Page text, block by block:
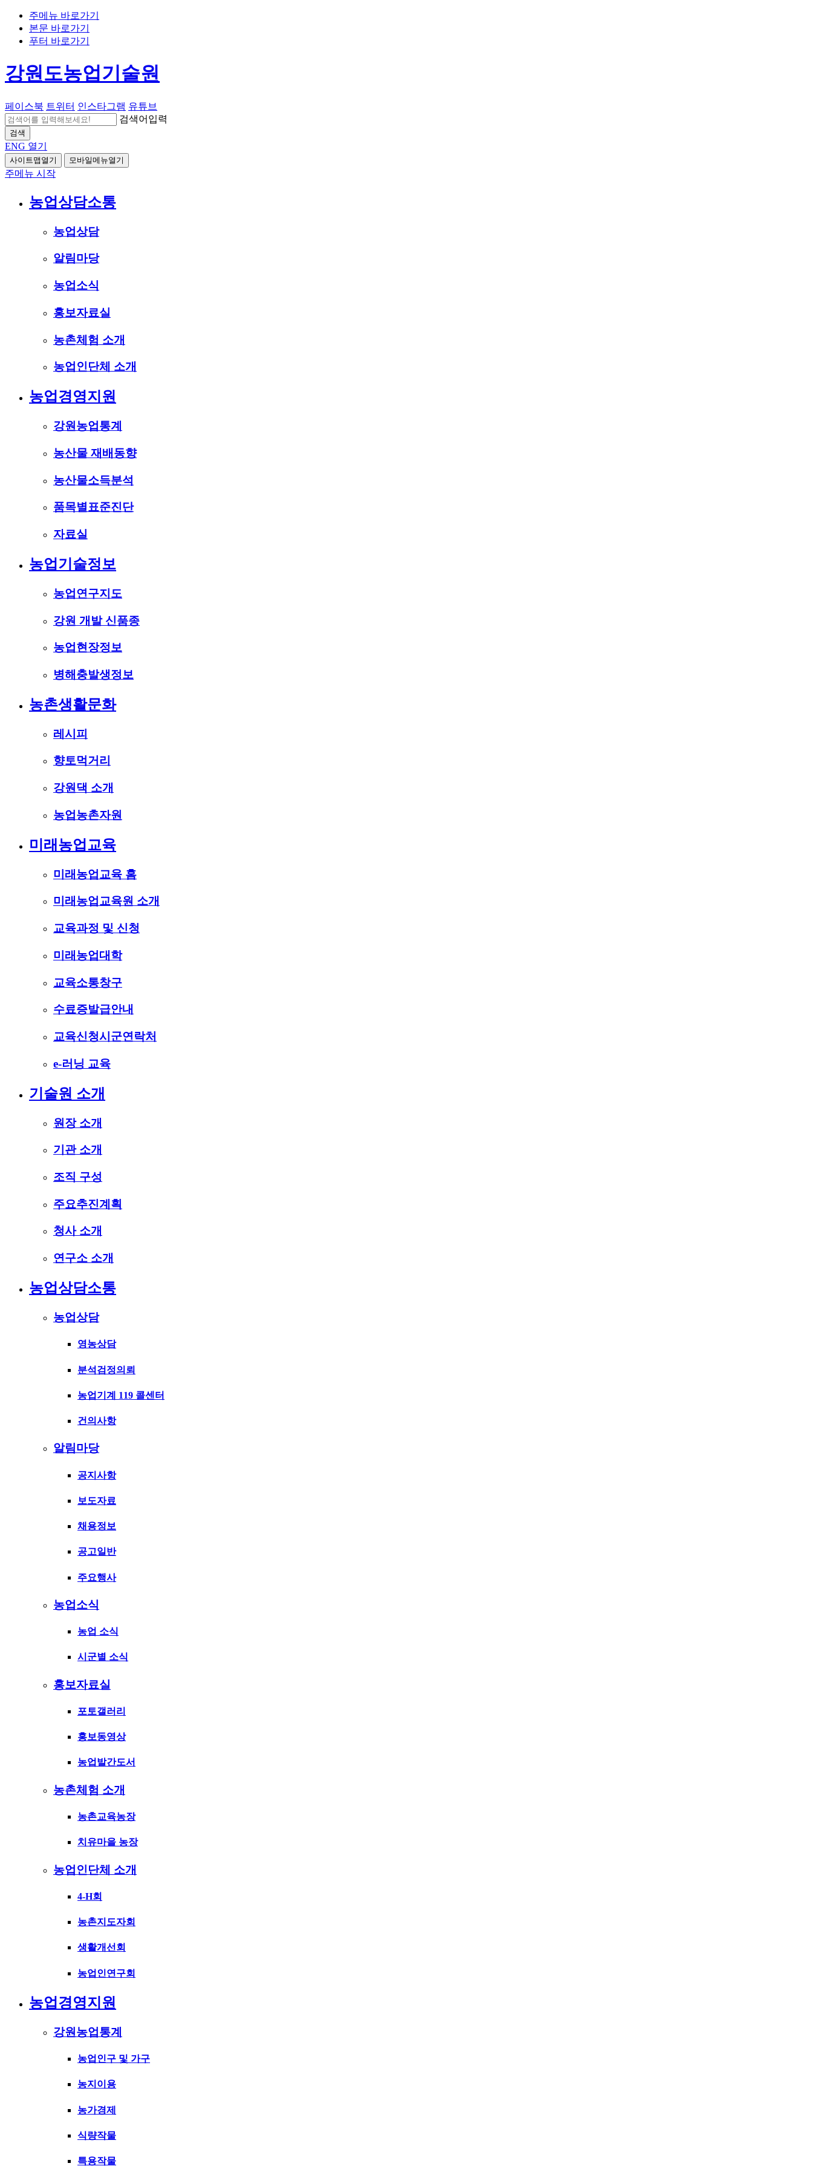
주메뉴 바로가기
본문 바로가기
푸터 바로가기
강원도농업기술원
페이스북 트위터 인스타그램 유튜브
검색어입력
검색
ENG 열기
사이트맵열기 모바일메뉴열기
주메뉴 시작
농업상담소통
농업상담
알림마당
농업소식
홍보자료실
농촌체험 소개
농업인단체 소개
농업경영지원
강원농업통계
농산물 재배동향
농산물소득분석
품목별표준진단
자료실
농업기술정보
농업연구지도
강원 개발 신품종
농업현장정보
병해충발생정보
농촌생활문화
레시피
향토먹거리
강원댁 소개
농업농촌자원
미래농업교육
미래농업교육 홈
미래농업교육원 소개
교육과정 및 신청
미래농업대학
교육소통창구
수료증발급안내
교육신청시군연락처
e-러닝 교육
기술원 소개
원장 소개
기관 소개
조직 구성
주요추진계획
청사 소개
연구소 소개
농업상담소통
농업상담
영농상담
분석검정의뢰
농업기계 119 콜센터
건의사항
알림마당
공지사항
보도자료
채용정보
공고일반
주요행사
농업소식
농업 소식
시군별 소식
홍보자료실
포토갤러리
홍보동영상
농업발간도서
농촌체험 소개
농촌교육농장
치유마을 농장
농업인단체 소개
4-H회
농촌지도자회
생활개선회
농업인연구회
농업경영지원
강원농업통계
농업인구 및 가구
농지이용
농가경제
식량작물
특용작물